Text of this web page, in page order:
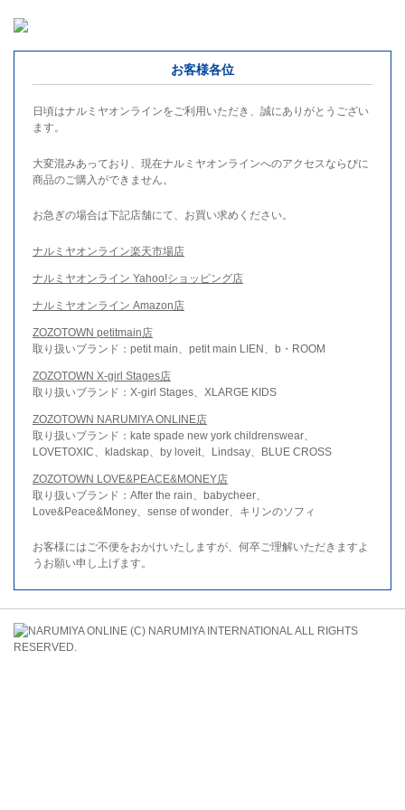
お客様各位
日頃はナルミヤオンラインをご利用いただき、誠にありがとうござい
ます。
大変混みあっており、現在ナルミヤオンラインへのアクセスならびに
商品のご購入ができません。
お急ぎの場合は下記店舗にて、お買い求めください。
ナルミヤオンライン楽天市場店
ナルミヤオンライン Yahoo!ショッピング店
ナルミヤオンライン Amazon店
ZOZOTOWN petitmain店
取り扱いブランド：petit main、petit main LIEN、b・ROOM
ZOZOTOWN X-girl Stages店
取り扱いブランド：X-girl Stages、XLARGE KIDS
ZOZOTOWN NARUMIYA ONLINE店
取り扱いブランド：kate spade new york childrenswear、
LOVETOXIC、kladskap、by loveit、Lindsay、BLUE CROSS
ZOZOTOWN LOVE&PEACE&MONEY店
取り扱いブランド：After the rain、babycheer、
Love&Peace&Money、sense of wonder、キリンのソフィ
お客様にはご不便をおかけいたしますが、何卒ご理解いただきますよ
うお願い申し上げます。